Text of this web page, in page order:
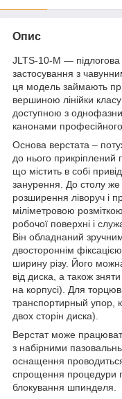
Опис
JLTS-10-M —
застосування з
ця модель займають
вершиною лінійки
доступною з
канонами
Основа верстата –
до нього прикріплений
що містить в собі привід
занурення. До столу же
розширення ліворуч і
міліметровою
робочої поверхні і
Він обладнаний
двостороннім
ширину різу. Його
від диска, а також
на корпусі). Для
транспортирный упор,
двох сторін диска).
Верстат може
з набірними
оснащення
спрощення процедури
блокування шпинделя.